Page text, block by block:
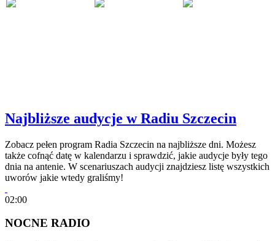
Najbliższe audycje w Radiu Szczecin
Zobacz pełen program Radia Szczecin na najbliższe dni. Możesz
także cofnąć datę w kalendarzu i sprawdzić, jakie audycje były tego
dnia na antenie. W scenariuszach audycji znajdziesz listę wszystkich
uworów jakie wtedy graliśmy!
02:00
NOCNE RADIO